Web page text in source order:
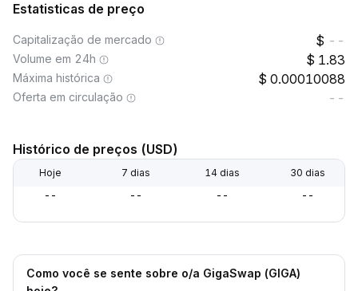
Estatisticas de preço
Capitalização de mercado --
Volume em 24h 1.83
Máxima histórica 0.00010088
Oferta em circulação --
Histórico de preços (USD)
Hoje 7 dias 14 dias 30 dias
-- -- -- --
Como você se sente sobre o/a GigaSwap (GIGA)